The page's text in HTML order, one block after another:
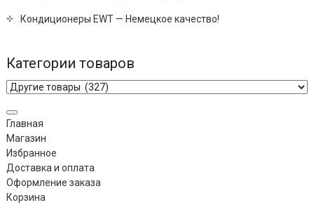
Кондиционеры EWT — Немецкое качество!
Категории товаров
Главная
Магазин
Избранное
Доставка и оплата
Оформление заказа
Корзина